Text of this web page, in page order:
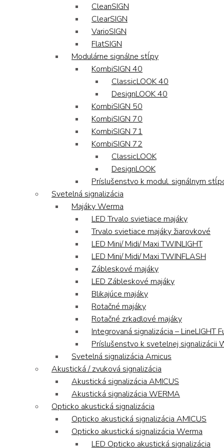
CleanSIGN
ClearSIGN
VarioSIGN
FlatSIGN
Modulárne signálne stĺpy
KombiSIGN 40
ClassicLOOK 40
DesignLOOK 40
KombiSIGN 50
KombiSIGN 70
KombiSIGN 71
KombiSIGN 72
ClassicLOOK
DesignLOOK
Príslušenstvo k modul. signálnym
Svetelná signalizácia
Majáky Werma
LED Trvalo svietiace majáky
Trvalo svietiace majáky žiarovkové
LED Mini/ Midi/ Maxi TWINLIGHT
LED Mini/ Midi/ Maxi TWINFLASH
Zábleskové majáky
LED Zábleskové majáky
Blikajúce majáky
Rotačné majáky
Rotačné zrkadlové majáky
Integrovaná signalizácia – LineLIGHT
Príslušenstvo k svetelnej signalizácii
Svetelná signalizácia Amicus
Akustická / zvuková signalizácia
Akustická signalizácia AMICUS
Akustická signalizácia WERMA
Opticko akustická signalizácia
Opticko akustická signalizácia AMICUS
Opticko akustická signalizácia Werma
LED Opticko akustická signalizácia